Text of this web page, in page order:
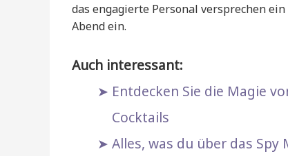
das engagierte Personal versprechen
Abend ein.
Auch interessant:
Entdecken Sie die Magie
Cocktails
Alles, was du über das